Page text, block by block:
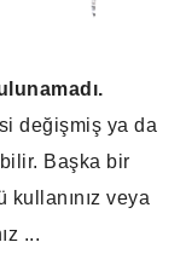
değişmiş ya da
Başka bir
kullanınız veya
...